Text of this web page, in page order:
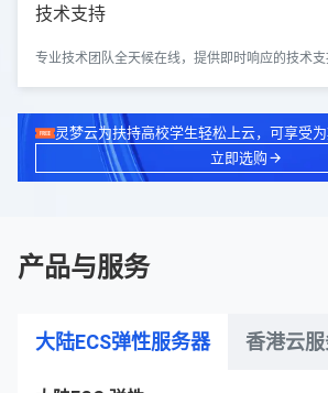
技术支持
专业技术团队全天候在线，提供即时响应的技术
灵梦云为扶持高校学生轻松上云，可享受为
立即选购
产品与服务
大陆ECS弹性服务器 香港云